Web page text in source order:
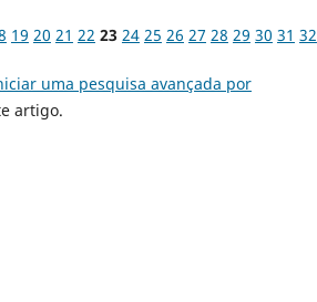
19 20 21 22 23 24 25 26 27 28 29 30 31 32
uma pesquisa avançada por
artigo.